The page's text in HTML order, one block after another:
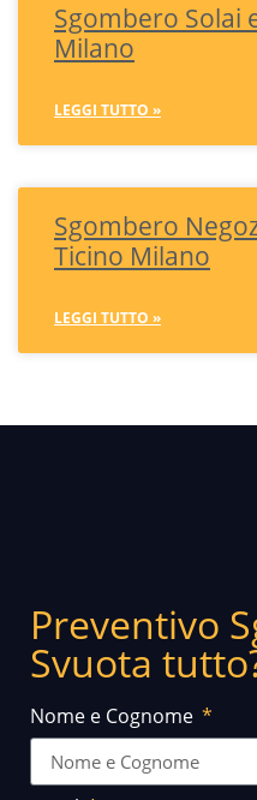
Sgombero Solai
Milano
LEGGI TUTTO »
Sgombero
Ticino Milano
LEGGI TUTTO »
Preventivo
Svuota
Nome e Cognome